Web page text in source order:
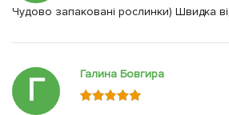
Чудово запаковані рослинки) Швидка
Г Галина Бовгира